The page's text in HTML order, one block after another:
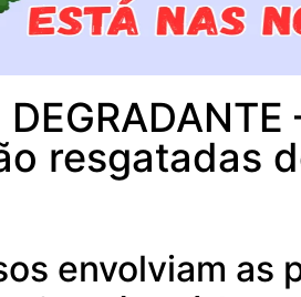
resgatadas
envolviam as